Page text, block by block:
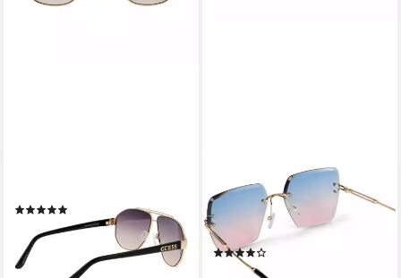
63,95 € UVP95,00 €
-33%
lieferbar - in 2-3 Werktagen bei dir
STYLEBREAKER
Sonnenbrille Rahmenlose
Rechteckige Sonnenbrille mit
Diamant Schliff (1-St)
21,95 €